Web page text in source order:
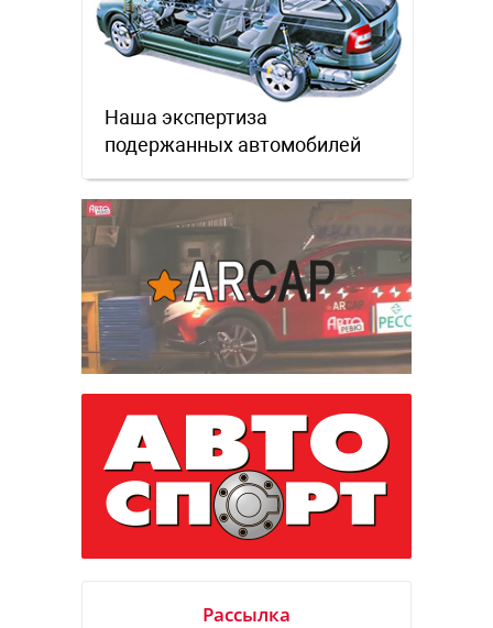
Наша экспертиза
подержанных автомобилей
Рассылка